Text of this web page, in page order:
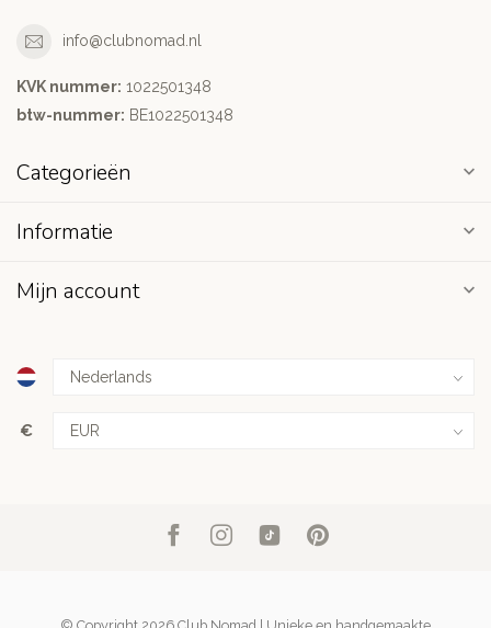
info@clubnomad.nl
KVK nummer: 1022501348
btw-nummer: BE1022501348
Categorieën
Informatie
Mijn account
€